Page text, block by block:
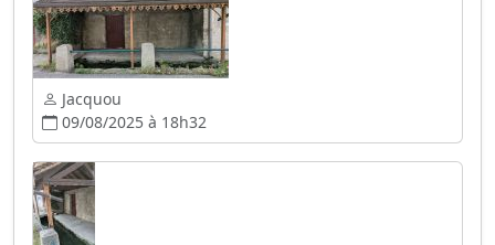
Jacquou
09/08/2025 à 18h32